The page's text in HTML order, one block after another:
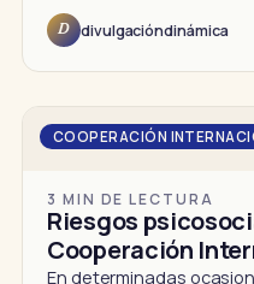
D divulgacióndinámica
DD · COOPERACIÓN
COOPERACIÓN
3 MIN DE LECTURA
Riesgos
Cooperación
En determinadas